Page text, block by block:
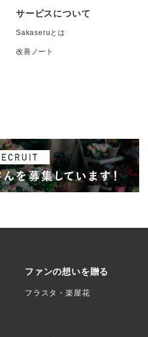
サービスについて
Sakaseruとは
改善ノート
ファンの想いを贈る
フラスタ・楽屋花